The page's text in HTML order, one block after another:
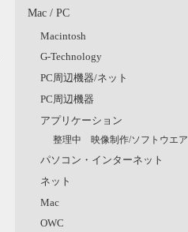
Mac / PC
Macintosh
G-Technology
PC周辺機器/ネット
PC周辺機器
アプリケーション
整理中 映像制作/ソフトウエア
パソコン・インターネット
ネット
Mac
OWC